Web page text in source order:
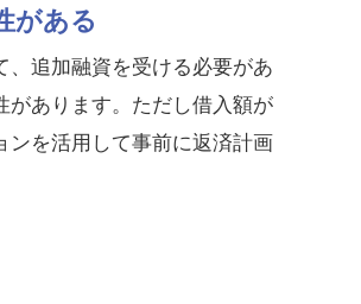
がある
、追加融資を受ける必要があ
があります。ただし借入額が
ンを活用して事前に返済計画